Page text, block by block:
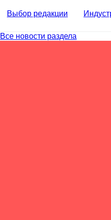
Выбор редакции
Все новости раздела